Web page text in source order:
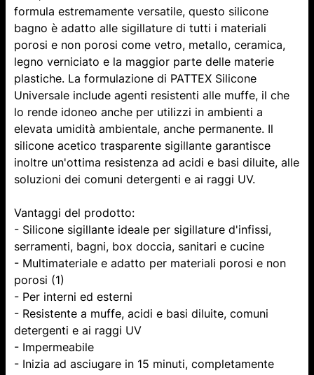
formula estremamente versatile, questo silicone
bagno è adatto alle sigillature di tutti i materiali
porosi e non porosi come vetro, metallo, ceramica,
legno verniciato e la maggior parte delle materie
plastiche. La formulazione di PATTEX Silicone
Universale include agenti resistenti alle muffe, il che
lo rende idoneo anche per utilizzi in ambienti a
elevata umidità ambientale, anche permanente. Il
silicone acetico trasparente sigillante garantisce
inoltre un'ottima resistenza ad acidi e basi diluite, alle
soluzioni dei comuni detergenti e ai raggi UV.
Vantaggi del prodotto:
- Silicone sigillante ideale per sigillature d'infissi,
serramenti, bagni, box doccia, sanitari e cucine
- Multimateriale e adatto per materiali porosi e non
porosi (1)
- Per interni ed esterni
- Resistente a muffe, acidi e basi diluite, comuni
detergenti e ai raggi UV
- Impermeabile
- Inizia ad asciugare in 15 minuti, completamente